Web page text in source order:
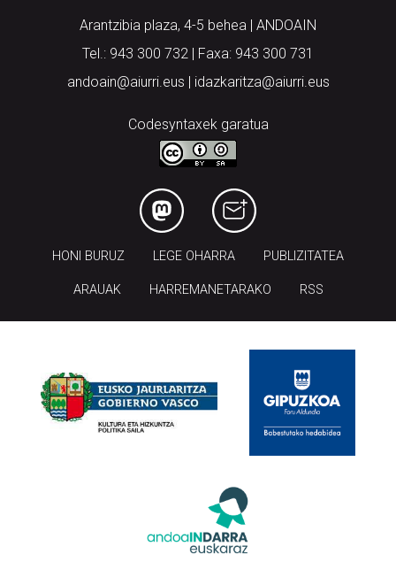
Arantzibia plaza, 4-5 behea | ANDOAIN
Tel.: 943 300 732 | Faxa: 943 300 731
andoain@aiurri.eus | idazkaritza@aiurri.eus
Codesyntaxek garatua
HONI BURUZ LEGE OHARRA PUBLIZITATEA
ARAUAK HARREMANETARAKO RSS